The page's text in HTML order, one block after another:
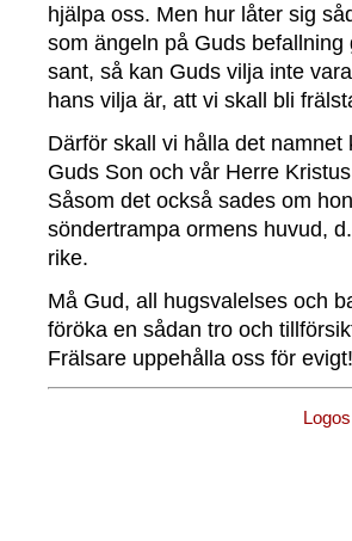
hjälpa oss. Men hur låter sig
som ängeln på Guds
sant, så kan Guds vilja inte
hans vilja är, att vi skall bli
Därför skall vi hålla det
Guds Son och vår Herre
Såsom det också sades om
söndertrampa ormens huvud,
rike.
Må Gud, all hugsvalelses och
föröka en sådan tro och
Frälsare uppehålla oss för